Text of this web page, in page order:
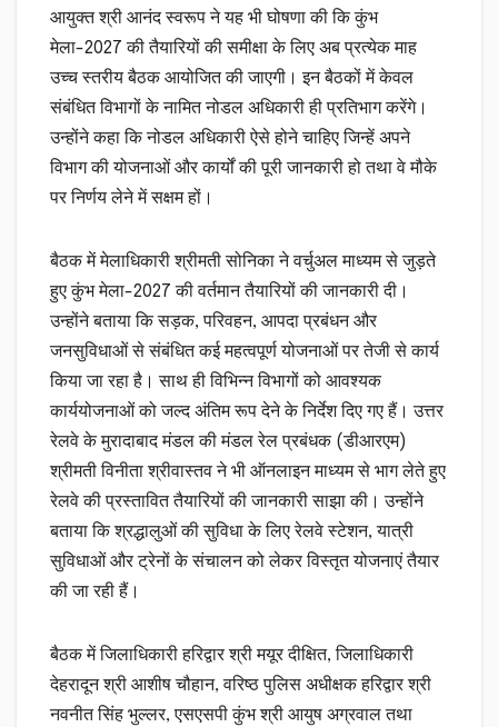
आयुक्त श्री आनंद स्वरूप ने यह भी घोषणा की कि कुंभ
मेला-2027 की तैयारियों की समीक्षा के लिए अब प्रत्येक माह
उच्च स्तरीय बैठक आयोजित की जाएगी। इन बैठकों में केवल
संबंधित विभागों के नामित नोडल अधिकारी ही प्रतिभाग करेंगे।
उन्होंने कहा कि नोडल अधिकारी ऐसे होने चाहिए जिन्हें अपने
विभाग की योजनाओं और कार्यों की पूरी जानकारी हो तथा वे मौके
पर निर्णय लेने में सक्षम हों।
बैठक में मेलाधिकारी श्रीमती सोनिका ने वर्चुअल माध्यम से जुड़ते
हुए कुंभ मेला-2027 की वर्तमान तैयारियों की जानकारी दी।
उन्होंने बताया कि सड़क, परिवहन, आपदा प्रबंधन और
जनसुविधाओं से संबंधित कई महत्वपूर्ण योजनाओं पर तेजी से कार्य
किया जा रहा है। साथ ही विभिन्न विभागों को आवश्यक
कार्ययोजनाओं को जल्द अंतिम रूप देने के निर्देश दिए गए हैं। उत्तर
रेलवे के मुरादाबाद मंडल की मंडल रेल प्रबंधक (डीआरएम)
श्रीमती विनीता श्रीवास्तव ने भी ऑनलाइन माध्यम से भाग लेते हुए
रेलवे की प्रस्तावित तैयारियों की जानकारी साझा की। उन्होंने
बताया कि श्रद्धालुओं की सुविधा के लिए रेलवे स्टेशन, यात्री
सुविधाओं और ट्रेनों के संचालन को लेकर विस्तृत योजनाएं तैयार
की जा रही हैं।
बैठक में जिलाधिकारी हरिद्वार श्री मयूर दीक्षित, जिलाधिकारी
देहरादून श्री आशीष चौहान, वरिष्ठ पुलिस अधीक्षक हरिद्वार श्री
नवनीत सिंह भुल्लर, एसएसपी कुंभ श्री आयुष अग्रवाल तथा